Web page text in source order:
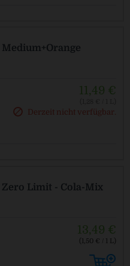
11,49 €
MEHRWEG zzgl. Pfand: 3,30 € *
Derzeit nicht verfügbar.
Limit - Cola-Mix
13,49 €
(1,50 € / 1 L)